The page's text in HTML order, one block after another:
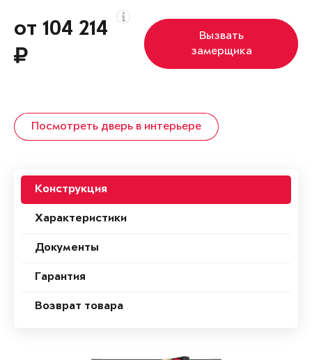
от 104 214
Вызвать
замерщика
Посмотреть дверь в интерьере
Конструкция
Характеристики
Документы
Гарантия
Возврат товара